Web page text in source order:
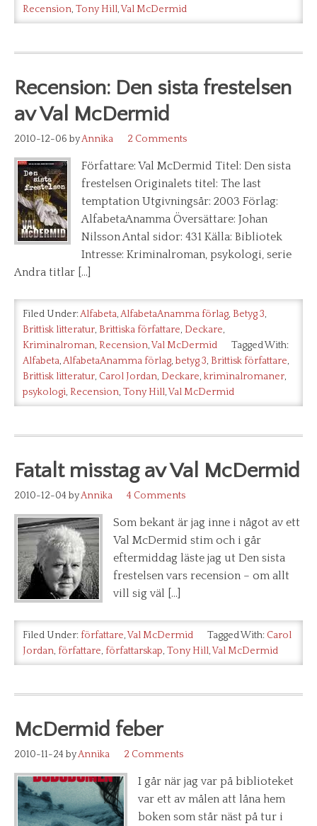
Recension, Tony Hill,Val McDermid
Recension: Den sista frestelsen
av Val McDermid
2010-12-06 byAnnika 2 Comments
Författare: Val McDermid Titel: Den sista
frestelsen Originalets titel: The last
temptation Utgivningsår: 2003 Förlag:
AlfabetaAnamma Översättare: Johan
Nilsson Antal sidor: 431 Källa: Bibliotek
Intresse: Kriminalroman, psykologi, serie
Andra titlar […]
Filed Under:Alfabeta,AlfabetaAnamma förlag, Betyg 3,
Brittisk litteratur, Brittiska författare, Deckare,
Kriminalroman, Recension,Val McDermid
Tagged With:
Alfabeta,AlfabetaAnamma förlag, betyg 3, Brittisk författare,
Brittisk litteratur, Carol Jordan, Deckare, kriminalromaner,
psykologi, Recension, Tony Hill,Val McDermid
Fatalt misstag av Val McDermid
2010-12-04 byAnnika 4 Comments
Som bekant är jag inne i något av ett
Val McDermid stim och i går
eftermiddag läste jag ut Den sista
frestelsen vars recension – om allt
vill sig väl […]
Filed Under: författare,Val McDermid Tagged With: Carol
Jordan, författare, författarskap, Tony Hill,Val McDermid
McDermid feber
2010-11-24 byAnnika 2 Comments
I går när jag var på biblioteket
var ett av målen att låna hem
boken som står näst på tur i